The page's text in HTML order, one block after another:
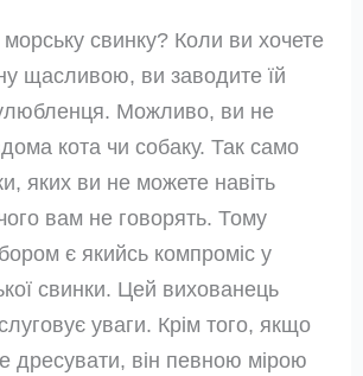
свинку? Коли ви хочете
щасливою, ви заводите їй
Можливо, ви не
кота чи собаку. Так само
яких ви не можете навіть
вам не говорять. Тому
є якийсь компроміс у
свинки. Цей вихованець
уваги. Крім того, якщо
дресувати, він певною мірою